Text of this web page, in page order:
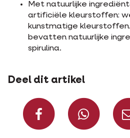
Met natuurlijke
artificiële kleurstoffen:
kunstmatige
bevatten natuurlijke
spirulina.
Deel dit artikel
Deel op